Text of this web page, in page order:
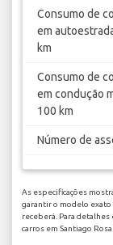
Consumo de
em
km
Consumo de
em condução
100 km
Número de
As especificações
garantir o modelo exato
receberá. Para
carros em Santiago